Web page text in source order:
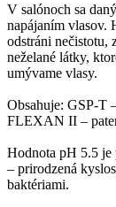
V salónoch sa
napájaním vlasov.
odstráni nečistotu,
neželané látky,
umývame vlasy.
Obsahuje: GSP-T
FLEXAN II –
Hodnota pH 5.5 je
– prirodzená
baktériami.